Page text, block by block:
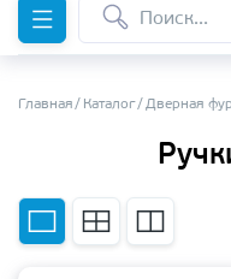
Главная Каталог Дверная